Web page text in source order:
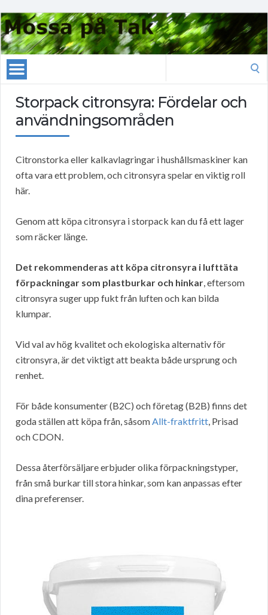
Storpack citronsyra: Fördelar och
användningsområden
Citronstorka eller kalkavlagringar i hushållsmaskiner kan
ofta vara ett problem, och citronsyra spelar en viktig roll
här.
Genom att köpa citronsyra i storpack kan du få ett lager
som räcker länge.
Det rekommenderas att köpa citronsyra i lufttäta
förpackningar som plastburkar och hinkar, eftersom
citronsyra suger upp fukt från luften och kan bilda
klumpar.
Vid val av hög kvalitet och ekologiska alternativ för
citronsyra, är det viktigt att beakta både ursprung och
renhet.
För både konsumenter (B2C) och företag (B2B) finns det
goda ställen att köpa från, såsomAllt-fraktfritt, Prisad
och CDON.
Dessa återförsäljare erbjuder olika förpackningstyper,
från små burkar till stora hinkar, som kan anpassas efter
dina preferenser.